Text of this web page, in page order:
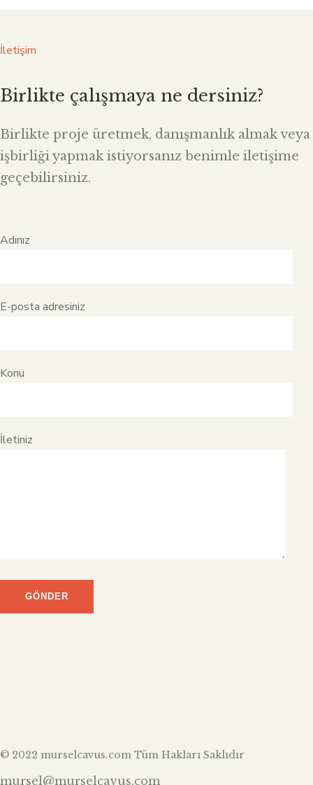
İletişim
Birlikte çalışmaya ne dersiniz?
Birlikte proje üretmek, danışmanlık almak veya
işbirliği yapmak istiyorsanız benimle iletişime
geçebilirsiniz.
Adınız
E-posta adresiniz
Konu
İletiniz
© 2022 murselcavus.com Tüm Hakları Saklıdır
mursel@murselcavus.com